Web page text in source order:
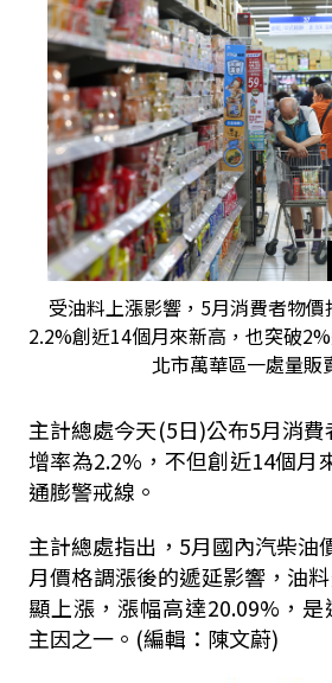
受油料上漲影響，5月消費者物
2.2%創近14個月來新高，也突破
北市萬華區一處量販
主計總處今天(5日)公布5月消
增率為2.2% ，不但創近14個月
通膨警戒線。
主計總處指出， 5月國內汽柴油
月價格調漲後的遞延影響，油
顯上漲，漲幅高達20.09% ，
主因之一。(編輯：陳文蔚)